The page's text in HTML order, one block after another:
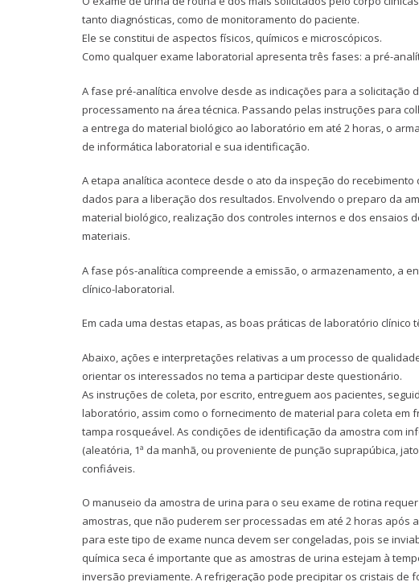
tanto diagnósticas, como de monitoramento do paciente.
Ele se constitui de aspectos físicos, químicos e microscópicos.
Como qualquer exame laboratorial apresenta três fases: a pré-
A fase pré-analítica envolve desde as indicações para a solicitação
processamento na área técnica. Passando pelas instruções para
a entrega do material biológico ao laboratório em até 2 horas, o
de informática laboratorial e sua identificação.
A etapa analítica acontece desde o ato da inspeção do
dados para a liberação dos resultados. Envolvendo o preparo da
material biológico, realização dos controles internos e dos ensaios
materiais.
A fase pós-analítica compreende a emissão, o armazenamento, a
clínico-laboratorial.
Em cada uma destas etapas, as boas práticas de laboratório
Abaixo, ações e interpretações relativas a um processo de
orientar os interessados no tema a participar deste questionário.
As instruções de coleta, por escrito, entreguem aos pacientes,
laboratório, assim como o fornecimento de material para coleta
tampa rosqueável. As condições de identificação da amostra com
(aleatória, 1ª da manhã, ou proveniente de punção suprapúbica,
confiáveis.
O manuseio da amostra de urina para o seu exame de rotina
amostras, que não puderem ser processadas em até 2 horas após
para este tipo de exame nunca devem ser congeladas, pois se
química seca é importante que as amostras de urina estejam à
inversão previamente. A refrigeração pode precipitar os cristais